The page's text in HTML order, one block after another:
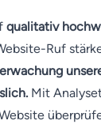
qualitativ
Ruf
Mit